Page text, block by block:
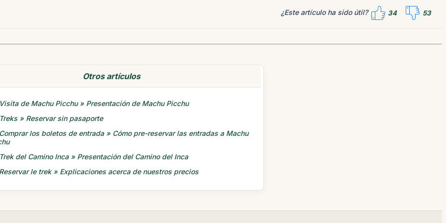
¿Este artículo ha sido útil? 34 53
Otros artículos
de Machu Picchu » Presentación de Machu Picchu
» Reservar sin pasaporte
los boletos de entrada » Cómo pre-reservar las entradas a Machu
del Camino Inca » Presentación del Camino del Inca
le trek » Explicaciones acerca de nuestros precios